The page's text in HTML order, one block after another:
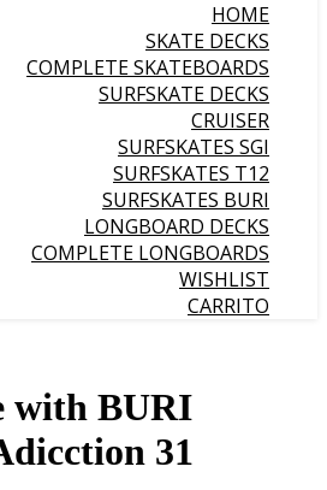
HOME
SKATE DECKS
COMPLETE SKATEBOARDS
SURFSKATE DECKS
CRUISER
SURFSKATES SGI
SURFSKATES T12
SURFSKATES BURI
LONGBOARD DECKS
COMPLETE LONGBOARDS
WISHLIST
CARRITO
with BURI
31